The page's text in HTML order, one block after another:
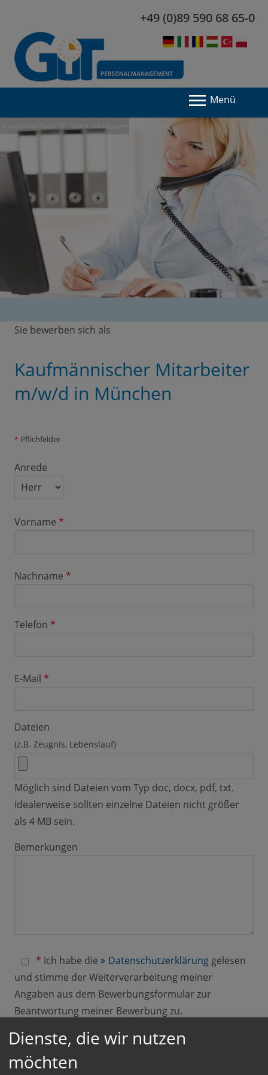
+49 (0)89 590 68 65-0
Menü
©milanmarkovic78 - stock.adobe.com
Sie bewerben sich als
Kaufmännischer Mitarbeiter
m/w/d in München
* Pflichfelder
Anrede
Vorname *
Nachname *
Telefon *
E-Mail *
Dateien
(z.B. Zeugnis, Lebenslauf)
Möglich sind Dateien vom Typ doc, docx, pdf, txt.
Idealerweise sollten einzelne Dateien nicht größer
als 4 MB sein.
Bemerkungen
* Ich habe die Datenschutzerklärung gelesen
und stimme der Weiterverarbeitung meiner
Angaben aus dem Bewerbungsformular zur
Beantwortung meiner Bewerbung zu.
streng vertraulich behandelt. Hinweis: Sie können
Ihre Einwilligung jederzeit für die Zukunft per E-Mail
Dienste, die wir nutzen
möchten